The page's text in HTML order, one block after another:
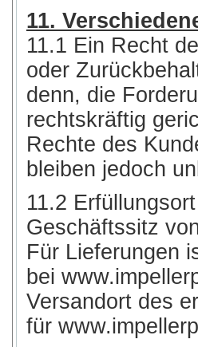
11.
11.1 Ein Recht
oder
denn, die
rechtskräftig
Rechte des
bleiben jedoch
11.2
Geschäftssitz
Für Lieferungen
bei
Versandort des
für